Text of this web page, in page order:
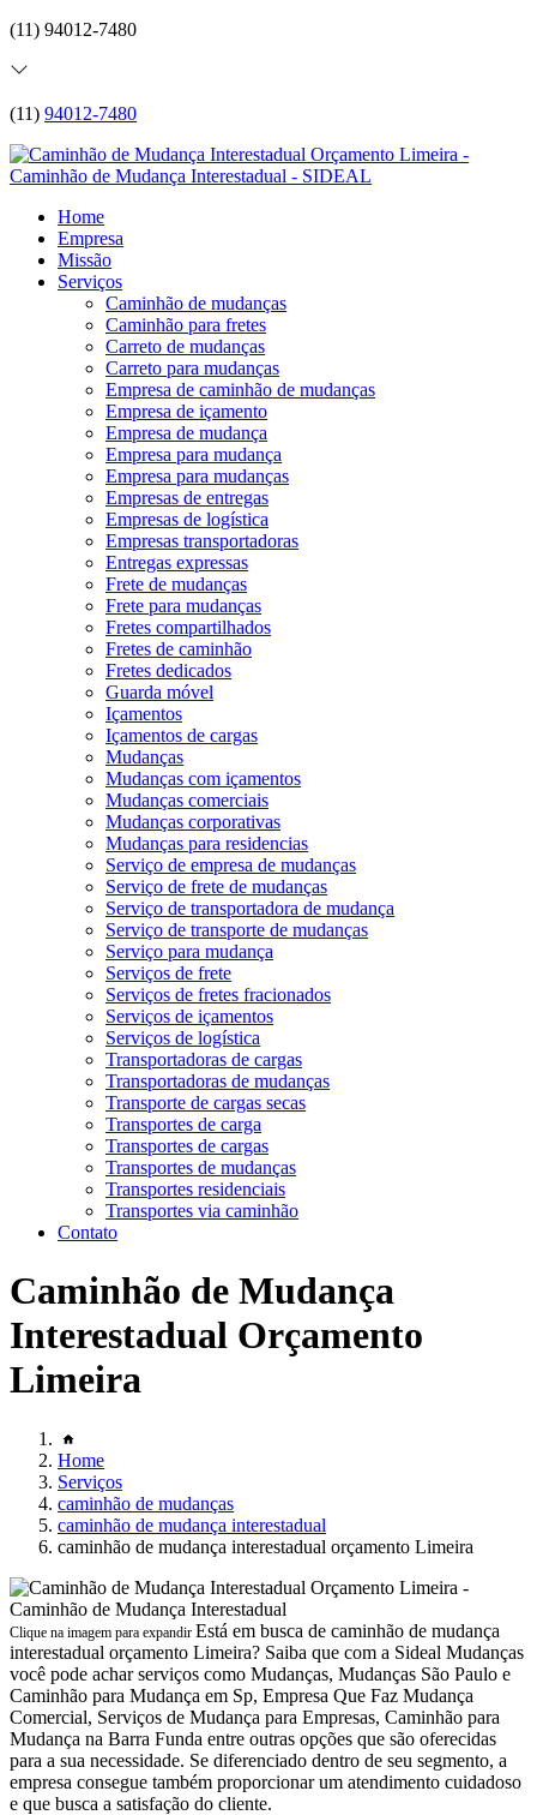
(11) 94012-7480
(11) 94012-7480
Home
Empresa
Missão
Serviços
Caminhão de mudanças
Caminhão para fretes
Carreto de mudanças
Carreto para mudanças
Empresa de caminhão de mudanças
Empresa de içamento
Empresa de mudança
Empresa para mudança
Empresa para mudanças
Empresas de entregas
Empresas de logística
Empresas transportadoras
Entregas expressas
Frete de mudanças
Frete para mudanças
Fretes compartilhados
Fretes de caminhão
Fretes dedicados
Guarda móvel
Içamentos
Içamentos de cargas
Mudanças
Mudanças com içamentos
Mudanças comerciais
Mudanças corporativas
Mudanças para residencias
Serviço de empresa de mudanças
Serviço de frete de mudanças
Serviço de transportadora de mudança
Serviço de transporte de mudanças
Serviço para mudança
Serviços de frete
Serviços de fretes fracionados
Serviços de içamentos
Serviços de logística
Transportadoras de cargas
Transportadoras de mudanças
Transporte de cargas secas
Transportes de carga
Transportes de cargas
Transportes de mudanças
Transportes residenciais
Transportes via caminhão
Contato
Caminhão de Mudança
Interestadual Orçamento
Limeira
Home
Serviços
caminhão de mudanças
caminhão de mudança interestadual
caminhão de mudança interestadual orçamento Limeira
Clique na imagem para expandir Está em busca de caminhão de mudança
interestadual orçamento Limeira? Saiba que com a Sideal Mudanças
você pode achar serviços como Mudanças, Mudanças São Paulo e
Caminhão para Mudança em Sp, Empresa Que Faz Mudança
Comercial, Serviços de Mudança para Empresas, Caminhão para
Mudança na Barra Funda entre outras opções que são oferecidas
para a sua necessidade. Se diferenciado dentro de seu segmento, a
empresa consegue também proporcionar um atendimento cuidadoso
e que busca a satisfação do cliente.